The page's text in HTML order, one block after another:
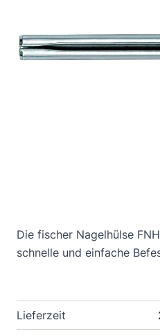
Die fischer Nagelhülse
schnelle und einfache
Lieferzeit